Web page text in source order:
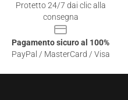
Protetto 24/7 dai clic alla
consegna
Pagamento sicuro al 100%
PayPal / MasterCard / Visa